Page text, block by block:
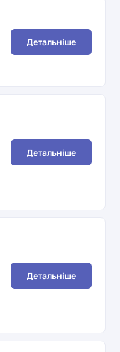
Детальніше
Детальніше
Детальніше